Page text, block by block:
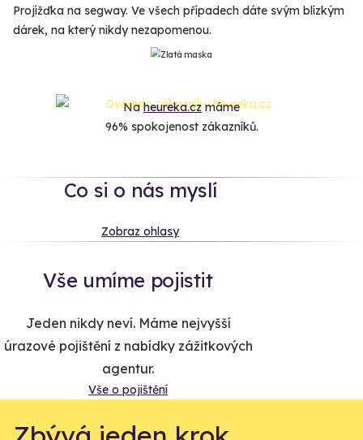
Projížďka na segway. Ve všech případech dáte svým blízkým
dárek, na který nikdy nezapomenou.
Naheureka.czmáme
96% spokojenost zákazníků.
Co si o nás myslí
Zobraz ohlasy
Vše umíme pojistit
Jeden nikdy neví. Máme nejvyšší
úrazové pojištění z nabídky zážitkových
agentur.
Vše o pojištění